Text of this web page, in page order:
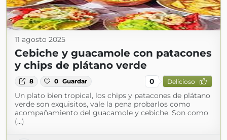
11 agosto 2025
Cebiche y guacamole con patacones
y chips de plátano verde
8 0 Guardar 0 Delicioso
Un plato bien tropical, los chips y patacones de plátano
verde son exquisitos, vale la pena probarlos como
acompañamiento del guacamole y cebiche. Son como
(...)